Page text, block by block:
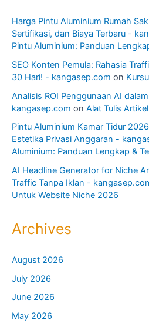
Harga Pintu Aluminium Rumah
Sertifikasi, dan Biaya Terbaru -
Pintu Aluminium: Panduan
SEO Konten Pemula: Rahasia
30 Hari! - kangasep.com on
Analisis ROI Penggunaan AI
kangasep.com on Alat Tulis
Pintu Aluminium Kamar Tidur
Estetika Privasi Anggaran -
Aluminium: Panduan Lengkap &
AI Headline Generator for Niche
Traffic Tanpa Iklan -
Untuk Website Niche 2026
Archives
August 2026
July 2026
June 2026
May 2026